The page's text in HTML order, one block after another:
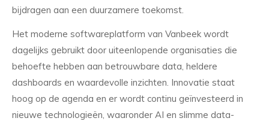
bijdragen aan een duurzamere toekomst.
Het moderne softwareplatform van Vanbeek wordt
dagelijks gebruikt door uiteenlopende organisaties die
behoefte hebben aan betrouwbare data, heldere
dashboards en waardevolle inzichten. Innovatie staat
hoog op de agenda en er wordt continu geïnvesteerd in
nieuwe technologieën, waaronder AI en slimme data-